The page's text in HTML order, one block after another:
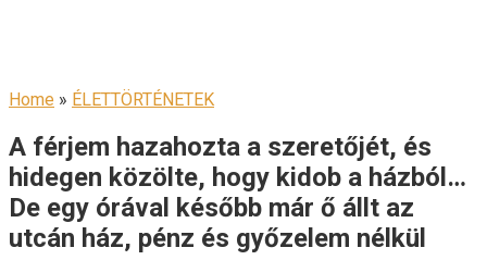
Home » ÉLETTÖRTÉNETEK
A férjem hazahozta a szeretőjét, és
hidegen közölte, hogy kidob a házból…
De egy órával később már ő állt az
utcán ház, pénz és győzelem nélkül